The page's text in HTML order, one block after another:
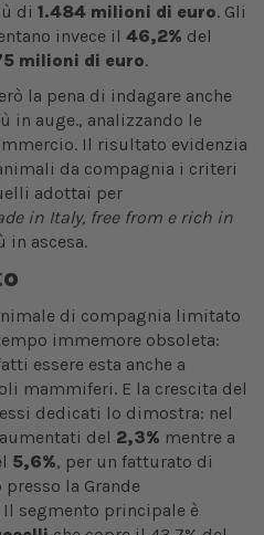
di 1.484 milioni di euro. Gli
invece il 46,2% del
milioni di euro.
la pena di indagare anche
auge., analizzando le
Il risultato evidenzia
da compagnia i criteri
adottai per
in Italy, free from e rich in
ascesa.
di compagnia limitato
immemore obsoleta:
essere esta anche a
mammiferi. E la crescita del
dedicati lo dimostra: nel
del 2,3% mentre a
5,6%, per un fatturato di
presso la Grande
segmento principale è